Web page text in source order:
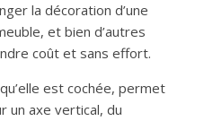
la décoration d’une
et bien d’autres
coût et sans effort.
est cochée, permet
un axe vertical, du